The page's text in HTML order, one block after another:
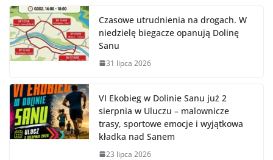
Czasowe utrudnienia na drogach. W
niedzielę biegacze opanują Dolinę
Sanu
31 lipca 2026
VI Ekobieg w Dolinie Sanu już 2
sierpnia w Uluczu – malownicze
trasy, sportowe emocje i wyjątkowa
kładka nad Sanem
23 lipca 2026